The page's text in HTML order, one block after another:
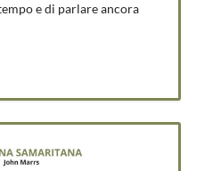
e di parlare ancora